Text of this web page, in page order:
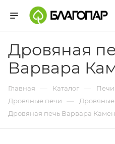
Дровяная
Варвара
Главная — Каталог — Печи
Дровяные печи —
Дровяная печь Варвара